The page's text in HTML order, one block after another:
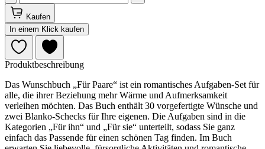
Kaufen
In einem Klick kaufen
Produktbeschreibung
Das Wunschbuch „Für Paare“ ist ein romantisches Aufgaben-Set für
alle, die ihrer Beziehung mehr Wärme und Aufmerksamkeit
verleihen möchten. Das Buch enthält 30 vorgefertigte Wünsche und
zwei Blanko-Schecks für Ihre eigenen. Die Aufgaben sind in die
Kategorien „Für ihn“ und „Für sie“ unterteilt, sodass Sie ganz
einfach das Passende für einen schönen Tag finden. Im Buch